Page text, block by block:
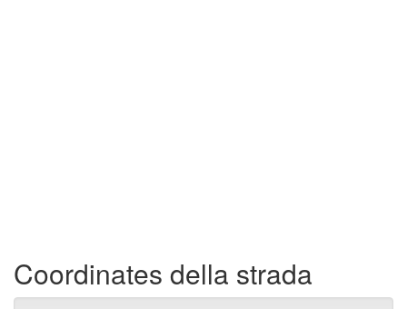
Coordinates della strada